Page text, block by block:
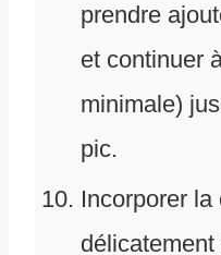
prendre
et continuer
minimale)
pic.
Incorporer